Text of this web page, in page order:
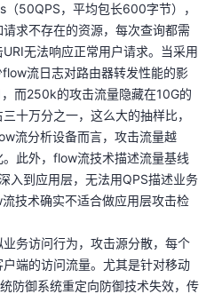
50QPS，平均包长600字节），
求不存在的资源，每次查询都需
无法响应正常用户请求。当采用
流日志对路由器转发性能的影
而250k的攻击流量隐藏在10G的
十万分之一，这么大的抽样比，
流分析设备而言，攻击流量越
此外，flow流技术描述流量基线
入到应用层，无法用QPS描述业务
技术确实不适合做应用层攻击检
务访问行为，攻击源分散，每个
端的访问流量。尤其是针对移动
防御系统重定向防御技术失效，传